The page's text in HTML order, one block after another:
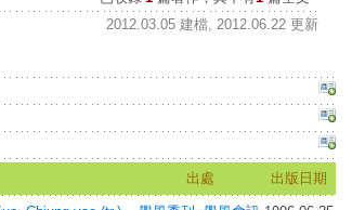
2012.03.05 建檔, 2012.06.22 更新
出處 出版日期